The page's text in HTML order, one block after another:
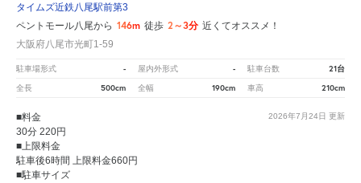
タイムズ近鉄八尾駅前第3
ペントモール八尾から 146m 徒歩 2～3分 近くてオススメ！
大阪府八尾市光町1-59
駐車場形式 - 屋内外形式 - 駐車台数 21台
全長 500cm 全幅 190cm 車高 210cm
2026年7月24日 更新
■料金
30分 220円
■上限料金
駐車後6時間 上限料金660円
■駐車サイズ